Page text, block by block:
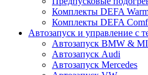
Комплекты DEFA
Комплекты DEFA
Автозапуск и управление с
Автозапуск BMW &
Автозапуск Audi
Автозапуск Mercedes